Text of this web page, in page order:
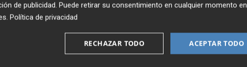
de publicidad. Puede retirar su consentimiento en cualquier momento en
. Política de privacidad
ACEPTAR TODO
RECHAZAR TODO